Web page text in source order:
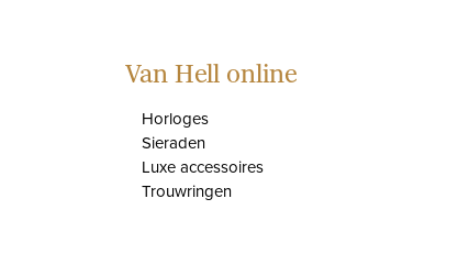
Van Hell online
Horloges
Sieraden
Luxe accessoires
Trouwringen